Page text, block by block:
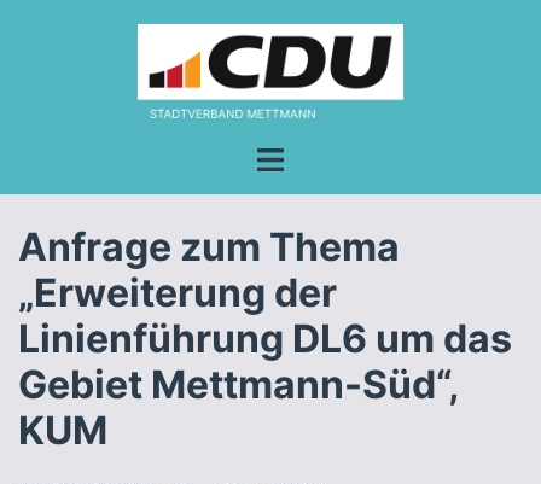
Menü
Anfrage zum Thema
„Erweiterung der
Linienführung DL6 um das
Gebiet Mettmann-Süd“,
KUM